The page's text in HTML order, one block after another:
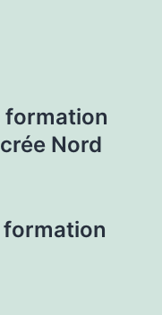
formation
Nord